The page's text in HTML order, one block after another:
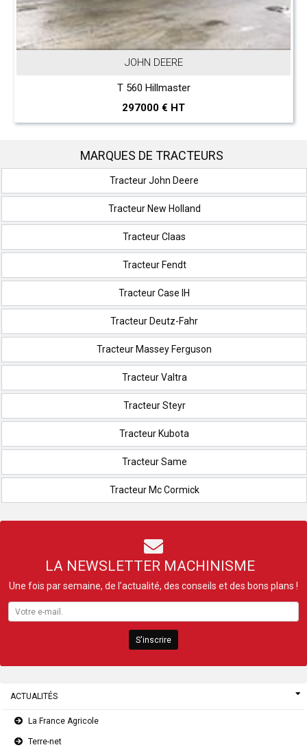
JOHN DEERE
T 560 Hillmaster
297000 € HT
MARQUES DE TRACTEURS
Tracteur John Deere
Tracteur New Holland
Tracteur Claas
Tracteur Fendt
Tracteur Case IH
Tracteur Deutz-Fahr
Tracteur Massey Ferguson
Tracteur Valtra
Tracteur Steyr
Tracteur Kubota
Tracteur Same
Tracteur Mc Cormick
LA NEWSLETTER MACHINISME
Une fois par semaine, de l’actualité, des conseils et des bons plans !
S'inscrire
ACTUALITÉS
La France Agricole
Terre-net